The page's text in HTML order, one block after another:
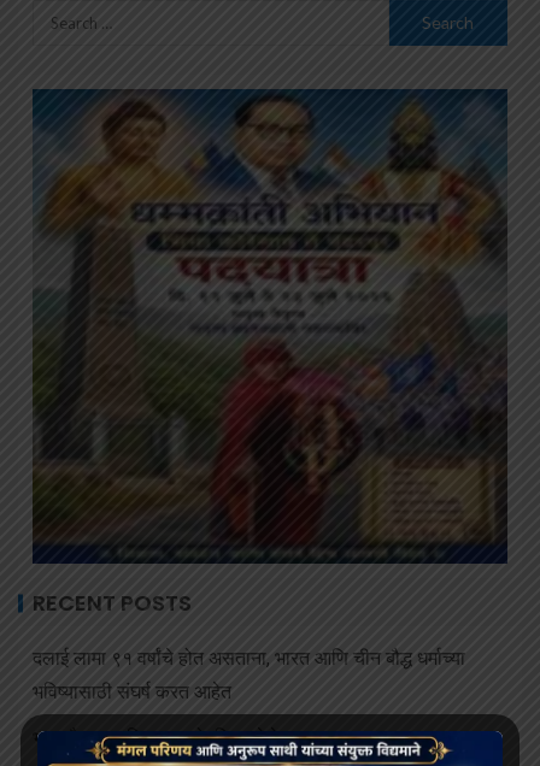
RECENT POSTS
दलाई लामा ९१ वर्षांचे होत असताना, भारत आणि चीन बौद्ध धर्माच्या
भविष्यासाठी संघर्ष करत आहेत
भव्य बौद्ध धम्म मिरवणूक बोमडिला येथे दाखल